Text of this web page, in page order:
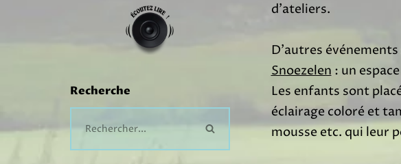
Recherche
d’ateliers.
D’autres
Snoezelen: un
Les enfants sont
éclairage coloré et
mousse etc. qui leur